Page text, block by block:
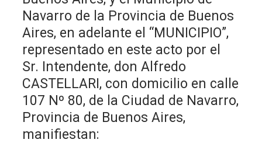
Navarro de la Provincia de Buenos
Aires, en adelante el “MUNICIPIO”,
representado en este acto por el
Sr. Intendente, don Alfredo
CASTELLARI, con domicilio en calle
107 Nº 80, de la Ciudad de Navarro,
Provincia de Buenos Aires,
manifiestan: